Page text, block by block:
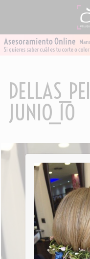
JUNIO_10